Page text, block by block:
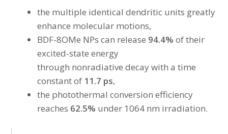
the multiple identical dendritic units greatly
enhance molecular motions,
BDF-8OMe NPs can release 94.4% of their
excited-state energy
through nonradiative decay with a time
constant of 11.7 ps,
the photothermal conversion efficiency
reaches 62.5% under 1064 nm irradiation.